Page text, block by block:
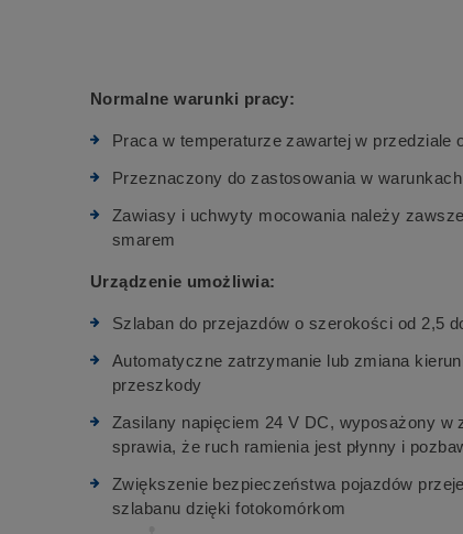
Normalne warunki pracy:
Praca w temperaturze zawartej w przedziale
Przeznaczony do zastosowania w
Zawiasy i uchwyty mocowania należy
smarem
Urządzenie umożliwia:
Szlaban do przejazdów o szerokości od 2,5
Automatyczne zatrzymanie lub zmiana
przeszkody
Zasilany napięciem 24 V DC, wyposażony w
sprawia, że ruch ramienia jest płynny i
Zwiększenie bezpieczeństwa pojazdów
szlabanu dzięki fotokomórkom